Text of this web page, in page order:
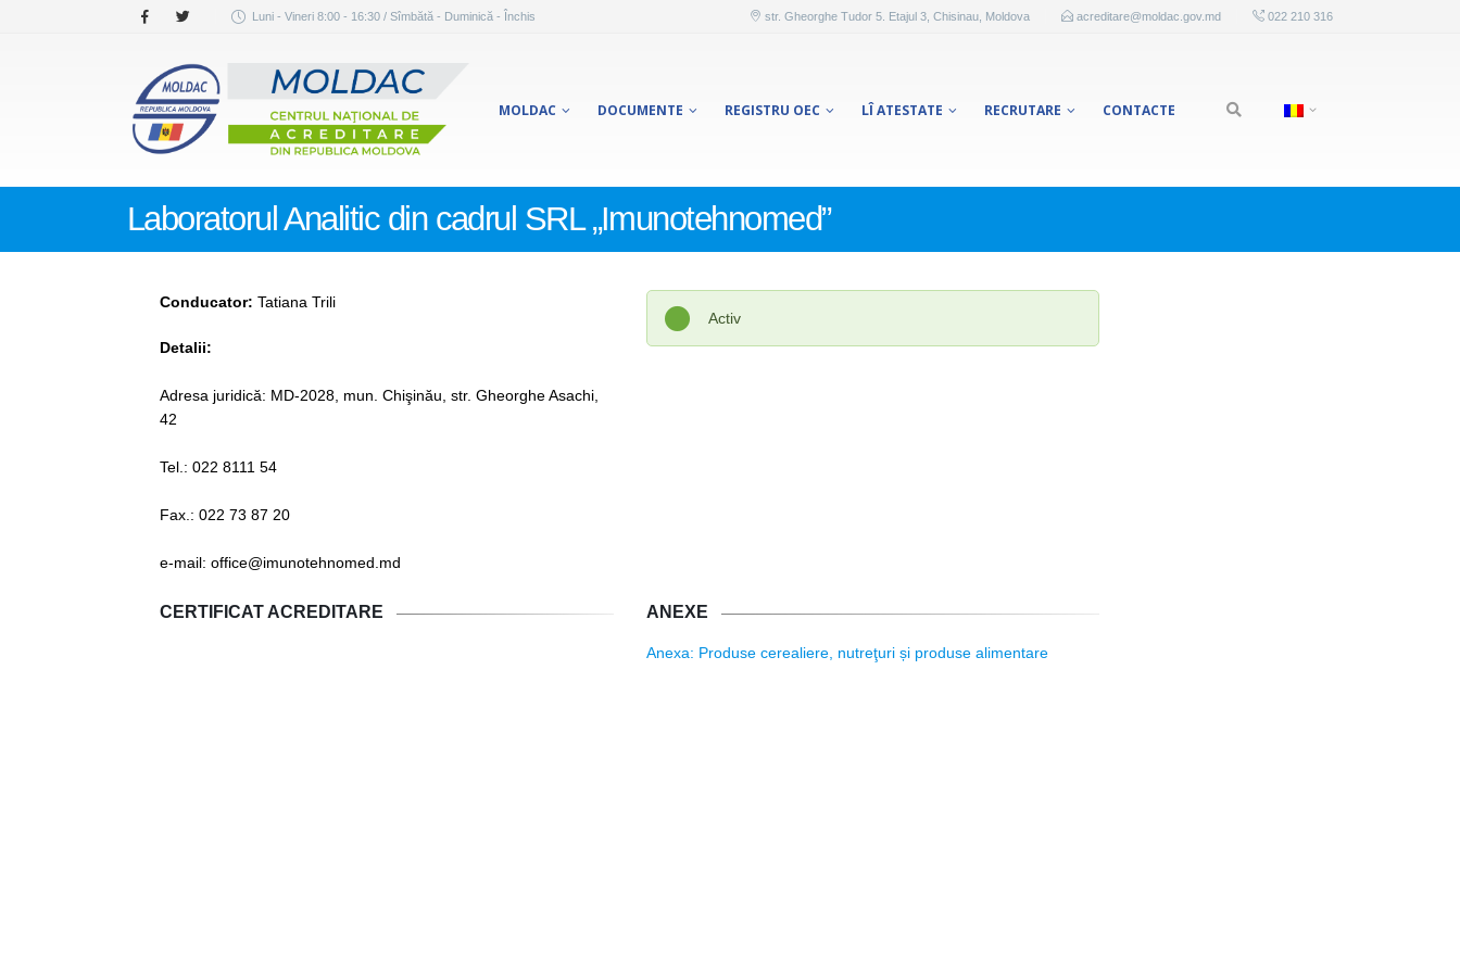
Luni - Vineri 8:00 - 16:30 / Sîmbătă - Duminică - Închis str. Gheorghe Tudor 5. Etajul 3, Chisinau, Moldova acreditare@moldac.gov.md 022 210 316
MOLDAC DOCUMENTE REGISTRU OEC LÎ ATESTATE RECRUTARE CONTACTE
Laboratorul Analitic din cadrul SRL „Imunotehnomed”
Conducator: Tatiana Trili
Detalii:
Adresa juridică: MD-2028, mun. Chişinău, str. Gheorghe Asachi,
42
Tel.: 022 8111 54
Fax.: 022 73 87 20
e-mail: office@imunotehnomed.md
Activ
CERTIFICAT ACREDITARE ANEXE
Anexa: Produse cerealiere, nutreţuri și produse alimentare